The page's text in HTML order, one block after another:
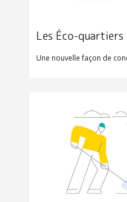
Les Éco-quartiers